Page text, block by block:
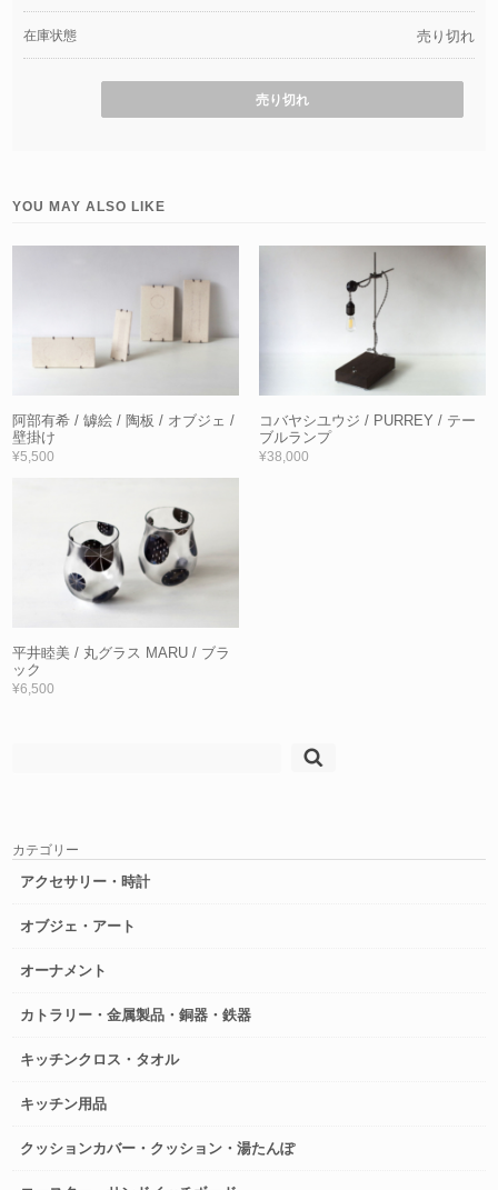
在庫状態 売り切れ
売り切れ
YOU MAY ALSO LIKE
阿部有希 / 罅絵 / 陶板 / オブジェ /
壁掛け
¥5,500
コバヤシユウジ / PURREY / テー
ブルランプ
¥38,000
平井睦美 / 丸グラス MARU / ブラ
ック
¥6,500
カテゴリー
アクセサリー・時計
オブジェ・アート
オーナメント
カトラリー・金属製品・銅器・鉄器
キッチンクロス・タオル
キッチン用品
クッションカバー・クッション・湯たんぽ